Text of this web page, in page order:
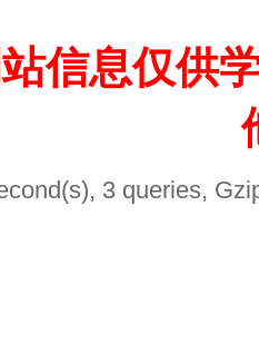
信息仅供
3 queries,